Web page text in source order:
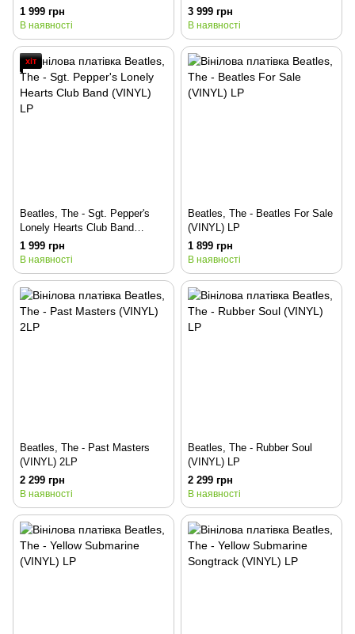
1 999 грн
В наявності
3 999 грн
В наявності
хіт
Beatles, The - Sgt. Pepper's
Lonely Hearts Club Band
(VINYL) LP
1 999 грн
В наявності
Beatles, The - Beatles For Sale
(VINYL) LP
1 899 грн
В наявності
Beatles, The - Past Masters
(VINYL) 2LP
2 299 грн
В наявності
Beatles, The - Rubber Soul
(VINYL) LP
2 299 грн
В наявності